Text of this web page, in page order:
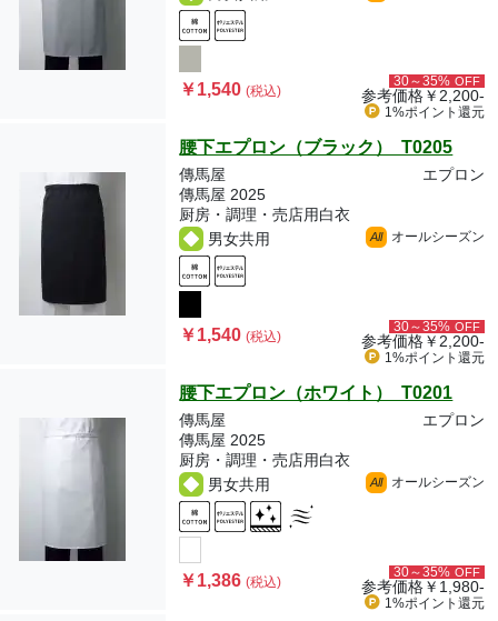
￥1,540(税込)
30～35% OFF
参考価格￥2,200-
1%ポイント 還元
腰下エプロン（ブラック） T0205
傳馬屋
エプロン
傳馬屋 2025
厨房・調理・売店用白衣
男女共用
All オールシーズン
￥1,540(税込)
30～35% OFF
参考価格￥2,200-
1%ポイント 還元
腰下エプロン（ホワイト） T0201
傳馬屋
エプロン
傳馬屋 2025
厨房・調理・売店用白衣
男女共用
All オールシーズン
￥1,386(税込)
30～35% OFF
参考価格￥1,980-
1%ポイント 還元